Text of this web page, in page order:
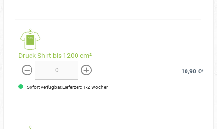
Druck Shirt bis 1200 cm²
weniger mehr
10,90 €*
Sofort verfügbar, Lieferzeit: 1-2 Wochen